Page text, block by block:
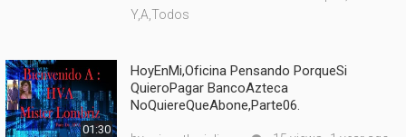
Y,A,Todos
01:30
HoyEnMi,Oficina Pensando PorqueSi
QuieroPagar BancoAzteca
NoQuiereQueAbone,Parte06.